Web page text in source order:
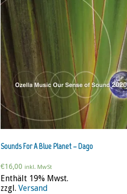
Sounds For A Blue Planet – Dago
€16,00 inkl. MwSt
Enthält 19% Mwst.
zzgl. Versand